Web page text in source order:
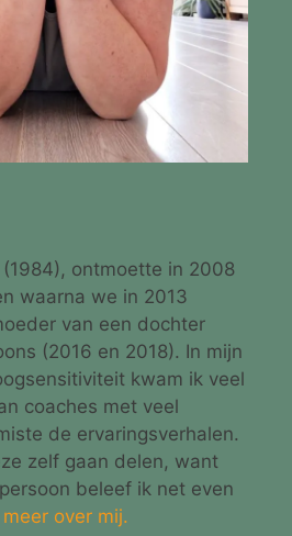
ontmoette in 2008
waarna we in 2013
van een dochter
(2016 en 2018). In mijn
kwam ik veel
coaches met veel
de ervaringsverhalen.
zelf gaan delen, want
beleef ik net even
over mij.